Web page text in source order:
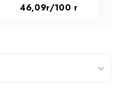
46,09г/100 г